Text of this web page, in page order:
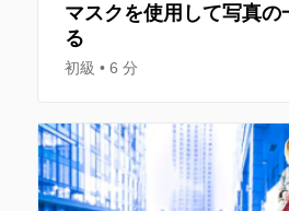
マスクを使用して写真の
る
初級 6 分